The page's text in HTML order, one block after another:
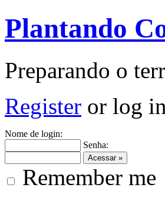
Plantando
Preparando o
Register or log
Nome de login:
Senha:
Remember me